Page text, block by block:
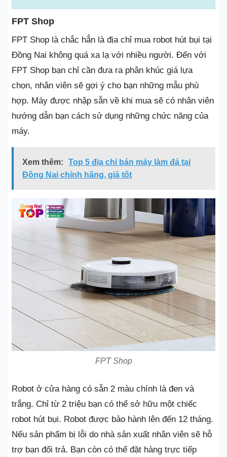
FPT Shop
FPT Shop là chắc hẳn là địa chỉ mua robot hút bụi tại
Đồng Nai không quá xa lạ với nhiều người. Đến với
FPT Shop bạn chỉ cần đưa ra phân khúc giá lựa
chọn, nhân viên sẽ gợi ý cho bạn những mẫu phù
hợp. Máy được nhập sẵn về khi mua sẽ có nhân viên
hướng dẫn bạn cách sử dụng những chức năng của
máy.
Xem thêm:
Top 5 địa chỉ bán máy làm đá tại
Đồng Nai chính hãng, giá tốt
FPT Shop
Robot ở cửa hàng có sẵn 2 màu chính là đen và
trắng. Chỉ từ 2 triệu bạn có thể sở hữu một chiếc
robot hút bụi. Robot được bảo hành lên đến 12 tháng.
Nếu sản phẩm bị lỗi do nhà sản xuất nhân viên sẽ hỗ
trợ bạn đổi trả. Bạn còn có thể đặt hàng trực tiếp